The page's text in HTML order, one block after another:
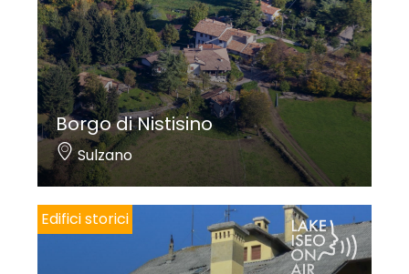
Borgo di Nistisino
Sulzano
Edifici storici